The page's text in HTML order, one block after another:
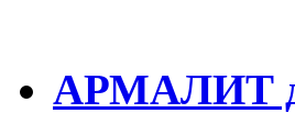
АРМАЛИТ